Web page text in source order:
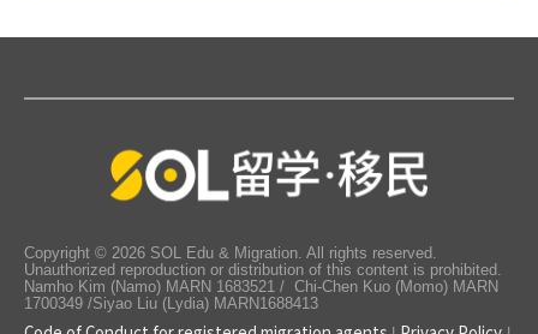
Copyright © 2026 SOL Edu & Migration. All rights reserved.
Unauthorized reproduction or distribution of this content is prohibited.
Namho Kim (Namo) MARN 1683521 / Chi-Chen Kuo (Momo) MARN
1700349 /Siyao Liu (Lydia) MARN1688413